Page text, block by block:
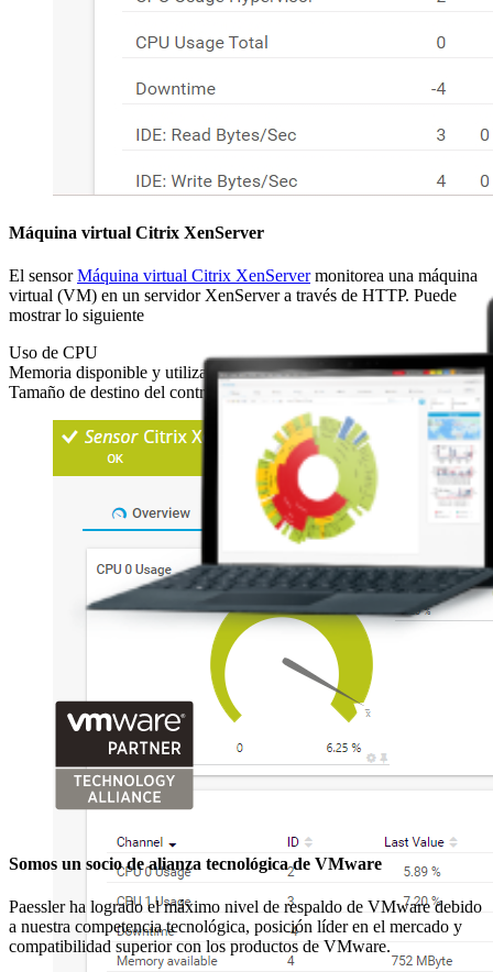
Máquina virtual Citrix XenServer
El sensorMáquina virtual Citrix XenServermonitorea una máquina
virtual (VM) en un servidor XenServer a través de HTTP. Puede
mostrar lo siguiente
Uso de CPU
Memoria disponible y utilizada
Tamaño de destino del controlador de globo
Somos un socio de alianza tecnológica de VMware
Paessler ha logrado el máximo nivel de respaldo de VMware debido
a nuestra competencia tecnológica, posición líder en el mercado y
compatibilidad superior con los productos de VMware.